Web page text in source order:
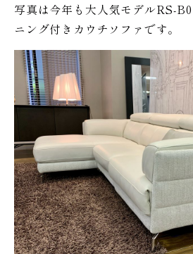
写真は今年も大人気モデルRS-
ニング付きカウチソファです。